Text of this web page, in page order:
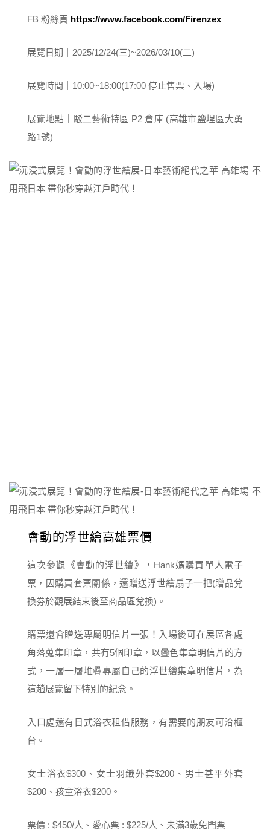
FB 粉絲頁 https://www.facebook.com/Firenzex
展覽日期｜2025/12/24(三)~2026/03/10(二)
展覽時間｜10:00~18:00(17:00 停止售票、入場)
展覽地點｜駁二藝術特區 P2 倉庫 (高雄市鹽埕區大勇
路1號)
會動的浮世繪高雄票價
這次參觀《會動的浮世繪》，Hank媽購買單人電子
票，因購買套票關係，還贈送浮世繪扇子一把(贈品兌
換劵於觀展結束後至商品區兌換)。
購票還會贈送專屬明信片一張！入場後可在展區各處
角落蒐集印章，共有5個印章，以疊色集章明信片的方
式，一層一層堆疊專屬自己的浮世繪集章明信片，為
這趟展覽留下特別的紀念。
入口處還有日式浴衣租借服務，有需要的朋友可洽櫃
台。
女士浴衣$300、女士羽織外套$200、男士甚平外套
$200、孩童浴衣$200。
票價 : $450/人、愛心票 : $225/人、未滿3歲免門票